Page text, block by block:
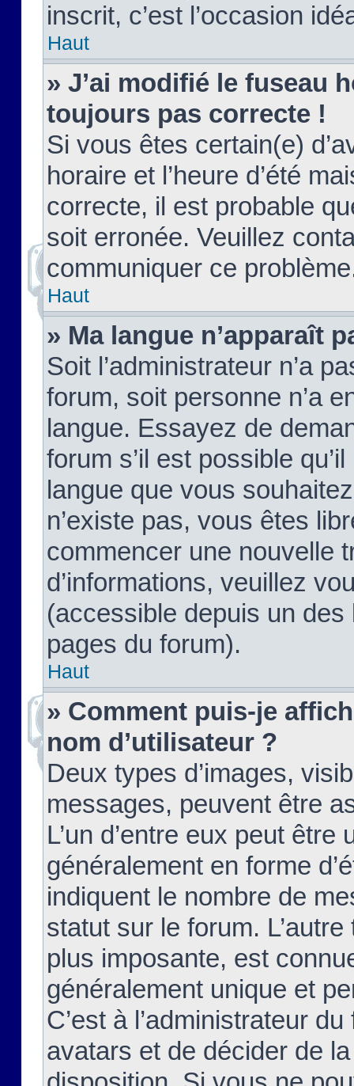
inscrit, c’est l’occasion
Haut
» J’ai modifié le fuseau
toujours pas correcte !
Si vous êtes certain(e)
horaire et l’heure d’été
correcte, il est probable
soit erronée. Veuillez
communiquer ce
Haut
» Ma langue n’apparaît
Soit l’administrateur n’a
forum, soit personne n’a
langue. Essayez de
forum s’il est possible
langue que vous
n’existe pas, vous êtes
commencer une nouvelle
d’informations, veuillez
(accessible depuis un
pages du forum).
Haut
» Comment puis-je
nom d’utilisateur ?
Deux types d’images,
messages, peuvent être
L’un d’entre eux peut
généralement en forme
indiquent le nombre de
statut sur le forum.
plus imposante, est
généralement unique et
C’est à l’administrateur
avatars et de décider de